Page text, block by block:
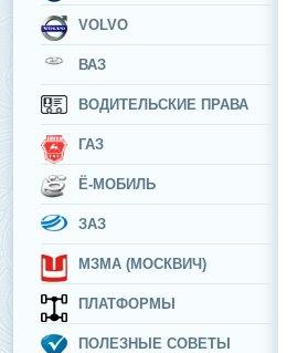
VOLVO
ВАЗ
ВОДИТЕЛЬСКИЕ ПРАВА
ГАЗ
Ё-МОБИЛЬ
ЗАЗ
МЗМА (МОСКВИЧ)
ПЛАТФОРМЫ
ПОЛЕЗНЫЕ СОВЕТЫ